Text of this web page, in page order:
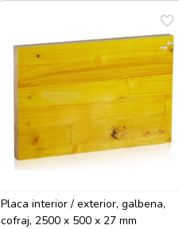
Placa interior / exterior, galbena,
cofraj, 2500 x 500 x 27 mm